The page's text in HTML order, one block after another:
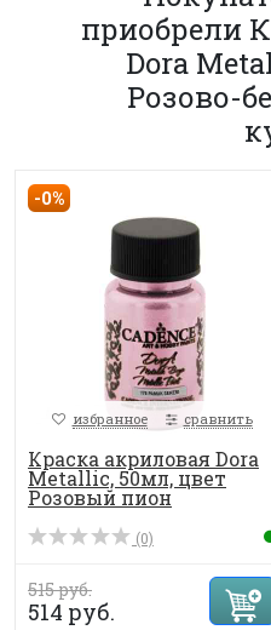
приобрели
Dora
Розово-
-0%
избранное сравнить
Краска акриловая Dora
Metallic, 50мл, цвет
Розовый пион
(0)
515 руб.
514 руб.